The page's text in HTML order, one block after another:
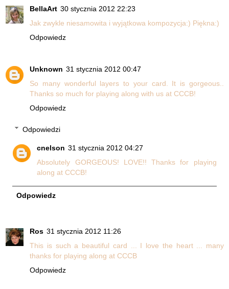
BellaArt 30 stycznia 2012 22:23
Jak zwykle niesamowita i wyjątkowa kompozycja:) Piękna:)
Odpowiedz
Unknown 31 stycznia 2012 00:47
So many wonderful layers to your card. It is gorgeous..
Thanks so much for playing along with us at CCCB!
Odpowiedz
Odpowiedzi
cnelson 31 stycznia 2012 04:27
Absolutely GORGEOUS! LOVE!! Thanks for playing
along at CCCB!
Odpowiedz
Ros 31 stycznia 2012 11:26
This is such a beautiful card ... I love the heart ... many
thanks for playing along at CCCB
Odpowiedz